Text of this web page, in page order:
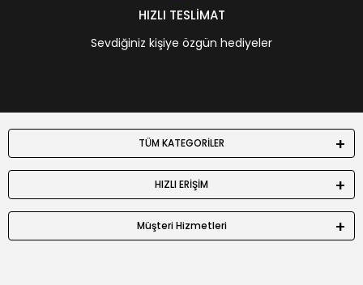
HIZLI TESLİMAT
Sevdiğiniz kişiye özgün hediyeler
TÜM KATEGORİLER
HIZLI ERİŞİM
Müşteri Hizmetleri